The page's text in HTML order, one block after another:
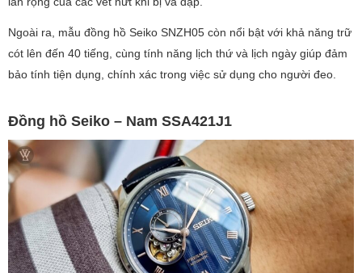
Ngoài ra, mẫu đồng hồ Seiko SNZH05 còn nổi bật với khả năng trữ
cót lên đến 40 tiếng, cùng tính năng lịch thứ và lịch ngày giúp đảm
bảo tính tiện dụng, chính xác trong việc sử dụng cho người đeo.
Đồng hồ Seiko – Nam SSA421J1